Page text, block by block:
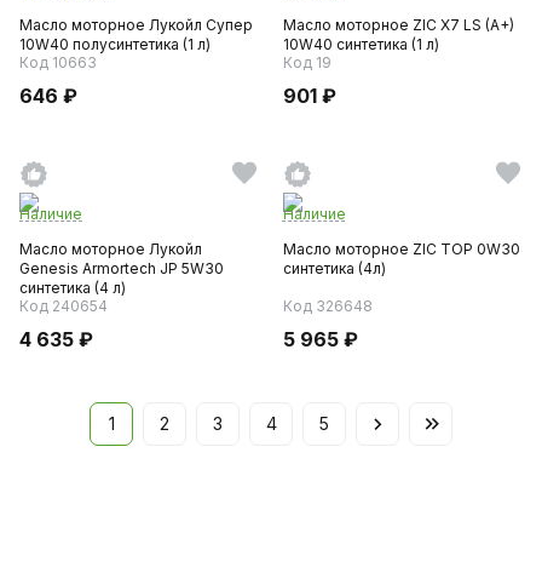
Масло моторное Лукойл Супер
10W40 полусинтетика (1 л)
Код 10663
646 ₽
Масло моторное ZIC X7 LS (A+)
10W40 синтетика (1 л)
Код 19
901 ₽
Наличие
Масло моторное Лукойл
Genesis Armortech JP 5W30
синтетика (4 л)
Код 240654
4 635 ₽
Наличие
Масло моторное ZIC TOP 0W30
синтетика (4л)
Код 326648
5 965 ₽
1 2 3 4 5